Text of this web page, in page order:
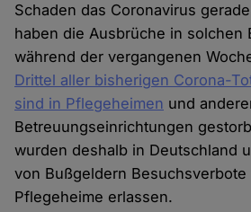
Schaden das Coronavirus
haben die Ausbrüche in solchen
während der vergangenen
Drittel aller bisherigen Corona-
sind in Pflegeheimen und
Betreuungseinrichtungen
wurden deshalb in Deutschland
von Bußgeldern
Pflegeheime erlassen.